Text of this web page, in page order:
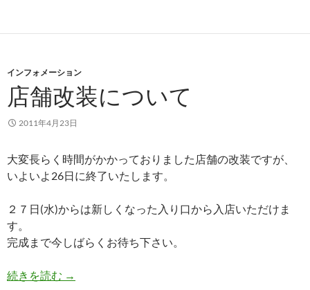
インフォメーション
店舗改装について
2011年4月23日
大変長らく時間がかかっておりました店舗の改装ですが、
いよいよ26日に終了いたします。
２７日(水)からは新しくなった入り口から入店いただけま
す。
完成まで今しばらくお待ち下さい。
続きを読む 店舗改装について
→